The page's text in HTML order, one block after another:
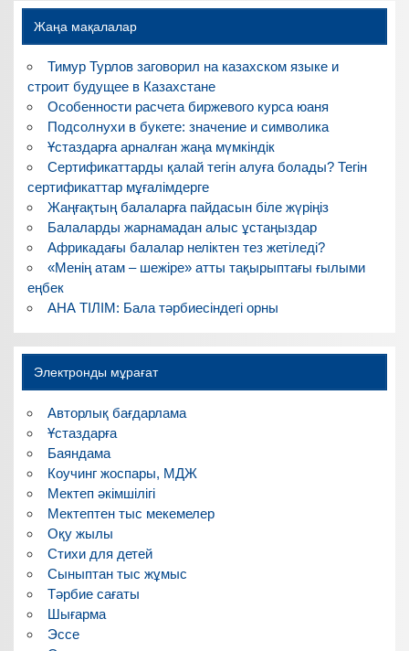
Жаңа мақалалар
Тимур Турлов заговорил на казахском языке и
строит будущее в Казахстане
Особенности расчета биржевого курса юаня
Подсолнухи в букете: значение и символика
Ұстаздарға арналған жаңа мүмкіндік
Сертификаттарды қалай тегін алуға болады? Тегін
сертификаттар мұғалімдерге
Жаңғақтың балаларға пайдасын біле жүріңіз
Балаларды жарнамадан алыс ұстаңыздар
Африкадағы балалар неліктен тез жетіледі?
«Менің атам – шежіре» атты тақырыптағы ғылыми
еңбек
АНА ТІЛІМ: Бала тәрбиесіндегі орны
Электронды мұрағат
Авторлық бағдарлама
Ұстаздарға
Баяндама
Коучинг жоспары, МДЖ
Мектеп әкімшілігі
Мектептен тыс мекемелер
Оқу жылы
Стихи для детей
Сыныптан тыс жұмыс
Тәрбие сағаты
Шығарма
Эссе